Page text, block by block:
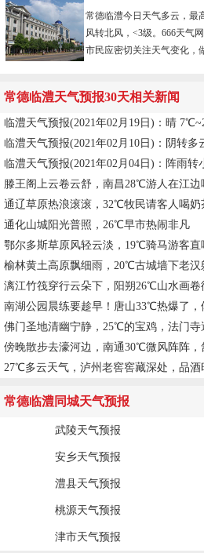
常德临澧今日天气多云，
风转北风，<3级。666天气
市民应密切关注天气变化，
常德临澧天气预报30天相关新闻
临澧天气预报(2021年02月19日)：晴
临澧天气预报(2021年02月10日)：阴转
临澧天气预报(2021年02月04日)：阵雨
滕王阁上云卷云舒，南昌28℃游人在江边
通辽草原热浪滚滚，32℃牧民请客人喝奶
通化山城阳光普照，26℃早市热闹非凡
鄂尔多斯草原风轻云淡，19℃骑马游客直
榆林黄土高原飘细雨，20℃古城墙下老汉
漓江竹筏穿行云朵下，阳朔26℃山水画卷
南湖公园晨练要趁早！唐山33℃热爆了
佛门圣地清幽宁静，25℃的宝鸡，法门寺
傍晚散步去濠河边，南通30℃微风阵阵，
27℃多云天气，泸州老窖窖藏深处，品酒
常德临澧同城天气预报
武陵天气预报
安乡天气预报
澧县天气预报
桃源天气预报
津市天气预报